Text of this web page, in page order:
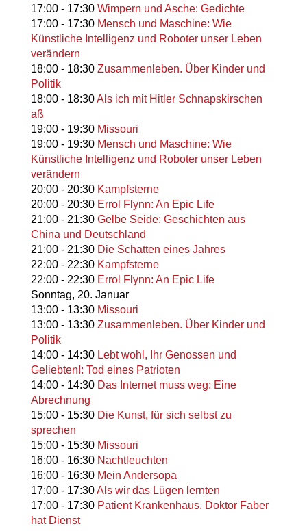
17:00- 17:30 Wimpern und Asche: Gedichte
17:00- 17:30 Mensch und Maschine: Wie
Künstliche Intelligenz und Roboter unser Leben
verändern
18:00- 18:30 Zusammenleben. Über Kinder und
Politik
18:00- 18:30Als ich mit Hitler Schnapskirschen
aß
19:00- 19:30 Missouri
19:00- 19:30 Mensch und Maschine: Wie
Künstliche Intelligenz und Roboter unser Leben
verändern
20:00- 20:30 Kampfsterne
20:00- 20:30 Errol Flynn: An Epic Life
21:00- 21:30 Gelbe Seide: Geschichten aus
China und Deutschland
21:00- 21:30 Die Schatten eines Jahres
22:00- 22:30 Kampfsterne
22:00- 22:30 Errol Flynn: An Epic Life
Sonntag, 20. Januar
13:00- 13:30 Missouri
13:00- 13:30 Zusammenleben. Über Kinder und
Politik
14:00- 14:30 Lebt wohl, Ihr Genossen und
Geliebten!: Tod eines Patrioten
14:00- 14:30 Das Internet muss weg: Eine
Abrechnung
15:00- 15:30 Die Kunst, für sich selbst zu
sprechen
15:00- 15:30 Missouri
16:00- 16:30 Nachtleuchten
16:00- 16:30 Mein Andersopa
17:00- 17:30Als wir das Lügen lernten
17:00- 17:30 Patient Krankenhaus. Doktor Faber
hat Dienst